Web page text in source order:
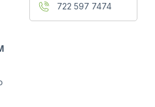
722 597 7474